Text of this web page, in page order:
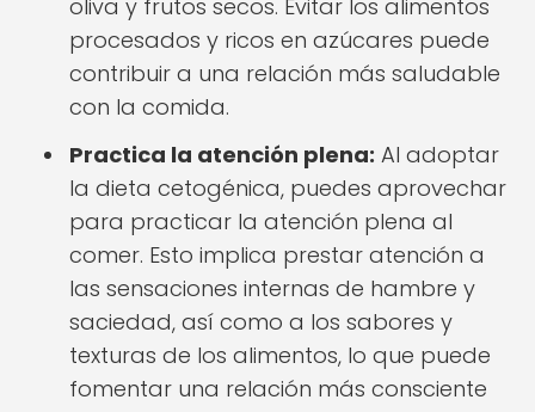
oliva y frutos secos. Evitar los alimentos
procesados y ricos en azúcares puede
contribuir a una relación más saludable
con la comida.
Practica la atención plena: Al adoptar
la dieta cetogénica, puedes aprovechar
para practicar la atención plena al
comer. Esto implica prestar atención a
las sensaciones internas de hambre y
saciedad, así como a los sabores y
texturas de los alimentos, lo que puede
fomentar una relación más consciente